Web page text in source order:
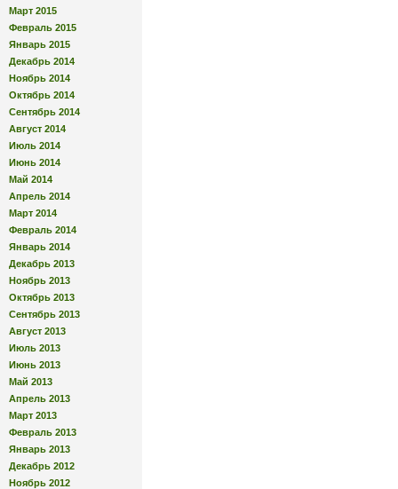
Март 2015
Февраль 2015
Январь 2015
Декабрь 2014
Ноябрь 2014
Октябрь 2014
Сентябрь 2014
Август 2014
Июль 2014
Июнь 2014
Май 2014
Апрель 2014
Март 2014
Февраль 2014
Январь 2014
Декабрь 2013
Ноябрь 2013
Октябрь 2013
Сентябрь 2013
Август 2013
Июль 2013
Июнь 2013
Май 2013
Апрель 2013
Март 2013
Февраль 2013
Январь 2013
Декабрь 2012
Ноябрь 2012